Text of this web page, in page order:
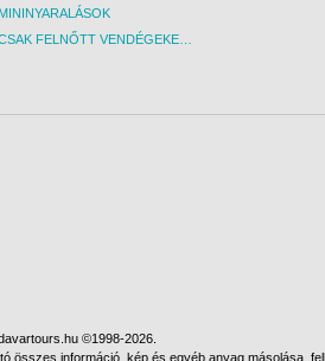
MININYARALÁSOK
©1998-2026.
összes információ, kép és egyéb anyag másolása,